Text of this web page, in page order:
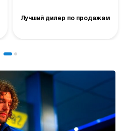
Лучший дилер по продажам